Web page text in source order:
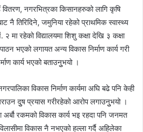
नगरभित्रका किसानहरुको लागि कृषि
नै तिरिदिने, जमुनिया रहेको प्राथमिक स्वास्थ्य
मा रहेको विद्यालयमा शिशु कक्षा देखि ३ कक्षा
भएको लगायत अन्य विकास निर्माण कार्य गरी
कार्य भएको बताउनुुभयो ।
विकास निर्माण कार्यमा अघि बढे पनि केही
दुुष प्रयास गरीरहेको आरोप लगाउनुुभयो ।
रकमको विकास कार्य भइ रहदा पनि जनमत
विकास नै नभएको हल्ला गर्दै अहिलेका